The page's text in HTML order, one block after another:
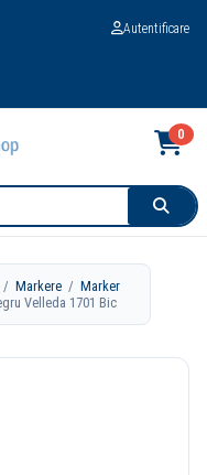
Autentificare
0
/Markere /Marker
Velleda 1701 Bic